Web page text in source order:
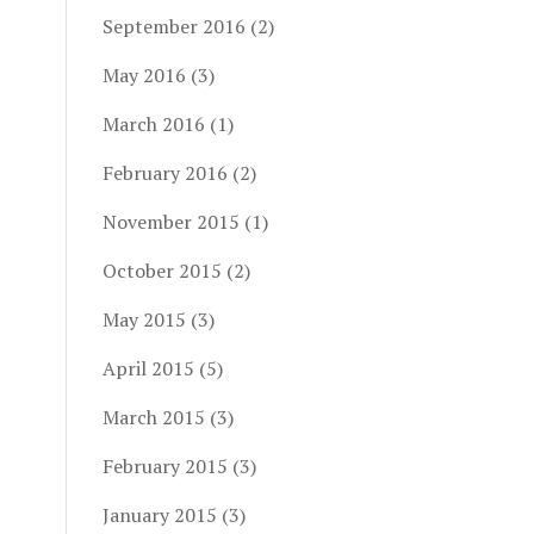
September 2016 (2)
May 2016 (3)
March 2016 (1)
February 2016 (2)
November 2015 (1)
October 2015 (2)
May 2015 (3)
April 2015 (5)
March 2015 (3)
February 2015 (3)
January 2015 (3)